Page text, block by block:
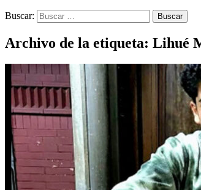
Buscar:
Archivo de la etiqueta: Lihué